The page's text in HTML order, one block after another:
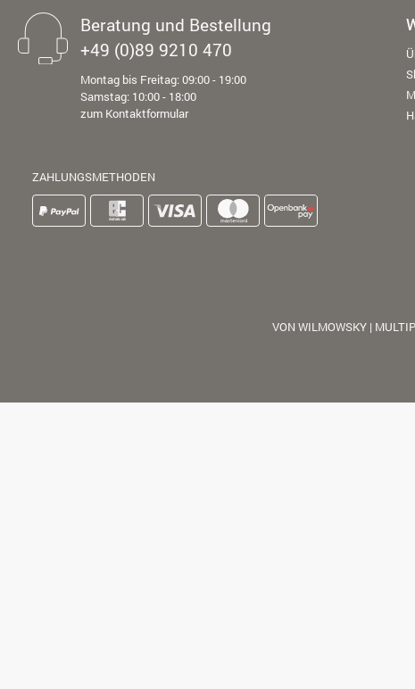
Beratung und Bestellung
+49 (0)89 9210 470
Montag bis Freitag: 09:00 - 19:00
Samstag: 10:00 - 18:00
zum Kontaktformular
ZAHLUNGSMETHODEN
VON WILMOWSKY |